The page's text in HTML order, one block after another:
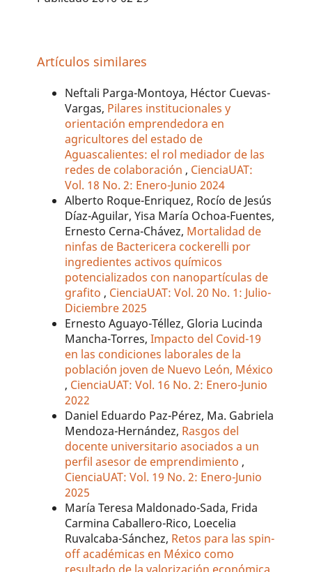
Artículos similares
Neftali Parga-Montoya, Héctor Cuevas-
Vargas, Pilares institucionales y
orientación emprendedora en
agricultores del estado de
Aguascalientes: el rol mediador de las
redes de colaboración , CienciaUAT:
Vol. 18 No. 2: Enero-Junio 2024
Alberto Roque-Enriquez, Rocío de Jesús
Díaz-Aguilar, Yisa María Ochoa-Fuentes,
Ernesto Cerna-Chávez, Mortalidad de
ninfas de Bactericera cockerelli por
ingredientes activos químicos
potencializados con nanopartículas de
grafito , CienciaUAT: Vol. 20 No. 1: Julio-
Diciembre 2025
Ernesto Aguayo-Téllez, Gloria Lucinda
Mancha-Torres,Impacto del Covid-19
en las condiciones laborales de la
población joven de Nuevo León, México
, CienciaUAT: Vol. 16 No. 2: Enero-Junio
2022
Daniel Eduardo Paz-Pérez, Ma. Gabriela
Mendoza-Hernández, Rasgos del
docente universitario asociados a un
perfil asesor de emprendimiento ,
CienciaUAT: Vol. 19 No. 2: Enero-Junio
2025
María Teresa Maldonado-Sada, Frida
Carmina Caballero-Rico, Loecelia
Ruvalcaba-Sánchez, Retos para las spin-
off académicas en México como